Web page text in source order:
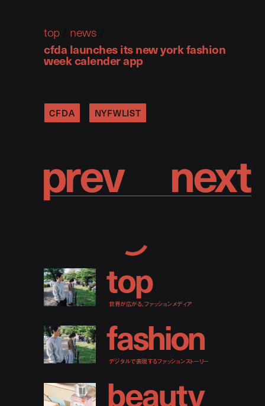
top/ news
cfda launches its new york fashion
week calender app
CFDA NYFWLIST
prev next
top
世界が広がる、ファッションメディア
fashion
デジタルで表現するファッションストーリー
beauty